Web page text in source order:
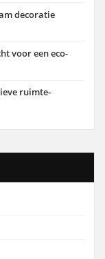
decoratie
voor een eco-
ruimte-